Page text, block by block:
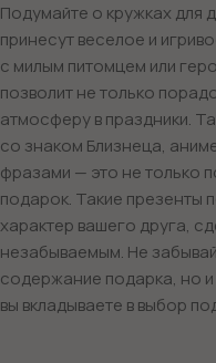
Подумайте о кружках для
принесут веселое и
с милым питомцем или
позволит не только
атмосферу в праздники.
со знаком Близнеца,
фразами — это не только
подарок. Такие презенты
характер вашего друга,
незабываемым. Не
содержание подарка, но
вы вкладываете в выбор